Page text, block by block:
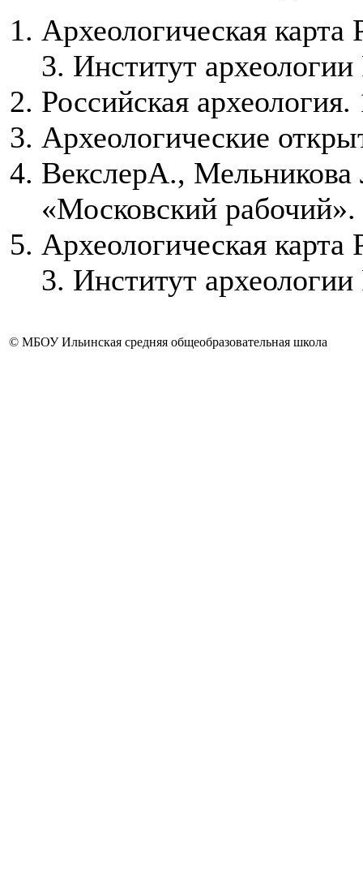
Археологическая
3. Институт
Российская
Археологические
ВекслерА.,
«Московский
Археологическая
3. Институт
© МБОУ Ильинская средняя общеобразовательная школа